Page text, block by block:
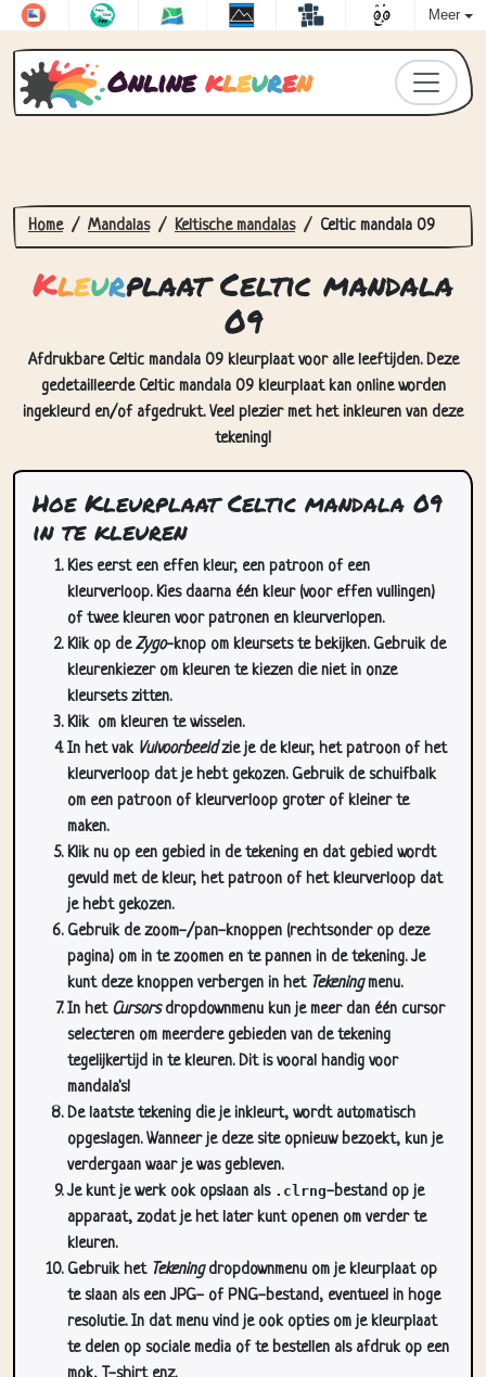
Meer
Online kleuren
Home Mandalas Keltische mandalas Celtic mandala 09
Kleurplaat Celtic mandala
09
Afdrukbare Celtic mandala 09 kleurplaat voor alle leeftijden. Deze
gedetailleerde Celtic mandala 09 kleurplaat kan online worden
ingekleurd en/of afgedrukt. Veel plezier met het inkleuren van deze
tekening!
Hoe Kleurplaat Celtic mandala 09
in te kleuren
Kies eerst een effen kleur, een patroon of een
kleurverloop. Kies daarna één kleur (voor effen vullingen)
of twee kleuren voor patronen en kleurverlopen.
Klik op deZygo-knop om kleursets te bekijken. Gebruik de
kleurenkiezer om kleuren te kiezen die niet in onze
kleursets zitten.
Klik om kleuren te wisselen.
In het vak Vulvoorbeeldzie je de kleur, het patroon of het
kleurverloop dat je hebt gekozen. Gebruik de schuifbalk
om een patroon of kleurverloop groter of kleiner te
maken.
Klik nu op een gebied in de tekening en dat gebied wordt
gevuld met de kleur, het patroon of het kleurverloop dat
je hebt gekozen.
Gebruik de zoom-/pan-knoppen (rechtsonder op deze
pagina) om in te zoomen en te pannen in de tekening. Je
kunt deze knoppen verbergen in het Tekeningmenu.
In het Cursorsdropdownmenu kun je meer dan één cursor
selecteren om meerdere gebieden van de tekening
tegelijkertijd in te kleuren. Dit is vooral handig voor
mandala's!
De laatste tekening die je inkleurt, wordt automatisch
opgeslagen. Wanneer je deze site opnieuw bezoekt, kun je
verdergaan waar je was gebleven.
Je kunt je werk ook opslaan als .clrng-bestand op je
apparaat, zodat je het later kunt openen om verder te
kleuren.
Gebruik het Tekeningdropdownmenu om je kleurplaat op
te slaan als een JPG- of PNG-bestand, eventueel in hoge
resolutie. In dat menu vind je ook opties om je kleurplaat
te delen op sociale media of te bestellen als afdruk op een